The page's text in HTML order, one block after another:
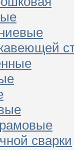
сварки